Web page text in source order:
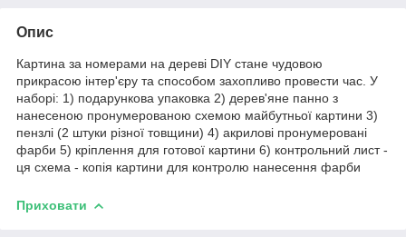
Опис
Картина за номерами на дереві DIY стане чудовою
прикрасою інтер'єру та способом захопливо провести час. У
наборі: 1) подарункова упаковка 2) дерев'яне панно з
нанесеною пронумерованою схемою майбутньої картини 3)
пензлі (2 штуки різної товщини) 4) акрилові пронумеровані
фарби 5) кріплення для готової картини 6) контрольний лист -
ця схема - копія картини для контролю нанесення фарби
Приховати